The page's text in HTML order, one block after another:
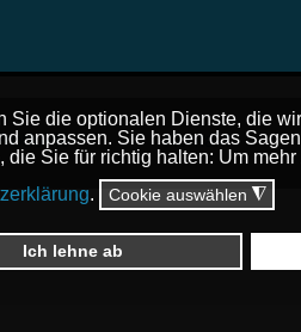
Produktwelten
Kontakt